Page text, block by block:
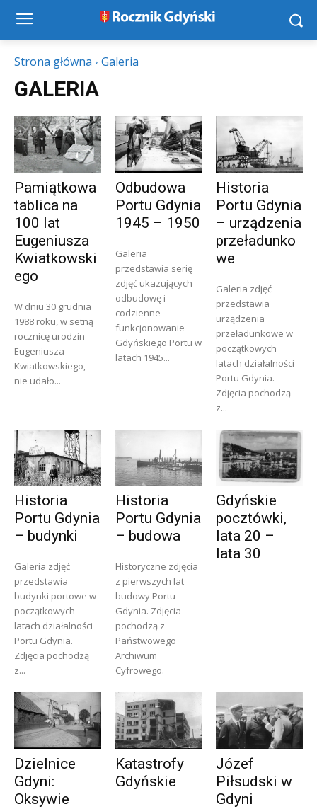
Strona główna Galeria
GALERIA
Pamiątkowa
tablica na
100 lat
Eugeniusza
Kwiatkowski
ego
W dniu 30 grudnia
1988 roku, w setną
rocznicę urodzin
Eugeniusza
Kwiatkowskiego,
nie udało...
Odbudowa
Portu Gdynia
1945 – 1950
Galeria
przedstawia serię
zdjęć ukazujących
odbudowę i
codzienne
funkcjonowanie
Gdyńskiego Portu w
latach 1945...
Historia
Portu Gdynia
– urządzenia
przeładunko
we
Galeria zdjęć
przedstawia
urządzenia
przeładunkowe w
początkowych
latach działalności
Portu Gdynia.
Zdjęcia pochodzą
z...
Historia
Portu Gdynia
– budynki
Galeria zdjęć
przedstawia
budynki portowe w
początkowych
latach działalności
Portu Gdynia.
Zdjęcia pochodzą
z...
Historia
Portu Gdynia
– budowa
Historyczne zdjęcia
z pierwszych lat
budowy Portu
Gdynia. Zdjęcia
pochodzą z
Państwowego
Archiwum
Cyfrowego.
Gdyńskie
pocztówki,
lata 20 –
lata 30
Dzielnice
Gdyni:
Oksywie
Katastrofy
Gdyńskie
Józef
Piłsudski w
Gdyni